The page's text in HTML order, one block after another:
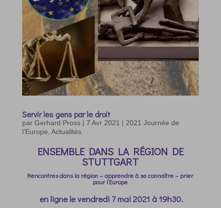
Servir les gens par le droit
par Gerhard Pross| 7 Avr 2021 | 2021 Journée de
l'Europe Actualités
ENSEMBLE DANS LA RÉGION DE
STUTTGART
Rencontres dans la région – apprendre à se connaître – prier
pour l’Europe
en ligne le vendredi 7 mai 2021 à 19h30.